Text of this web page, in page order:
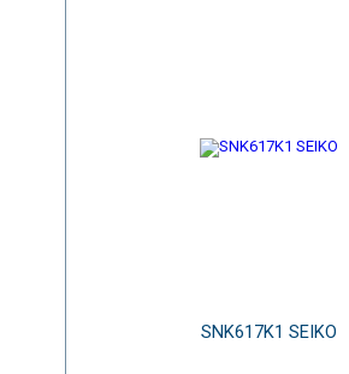
SNK617K1 SEIKO